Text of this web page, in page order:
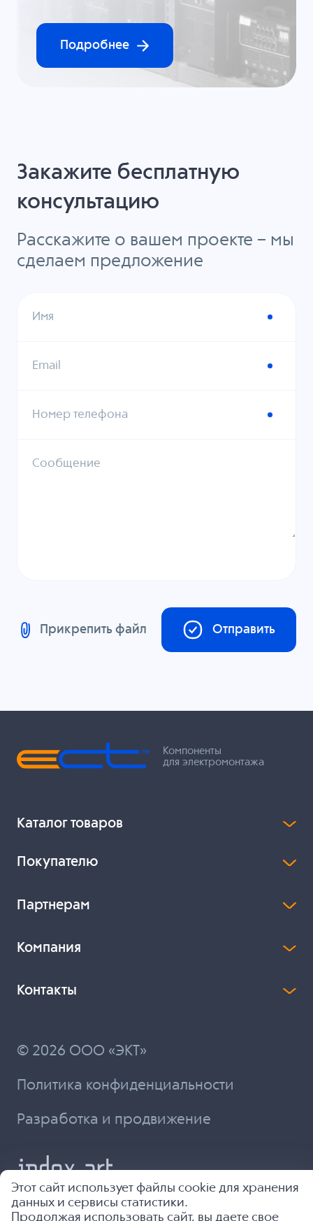
Подробнее
Закажите бесплатную
консультацию
Расскажите о вашем проекте – мы
сделаем предложение
Имя
Email
Номер телефона
Сообщение
Прикрепить файл Отправить
Компоненты
для электромонтажа
Каталог товаров
Покупателю
Партнерам
Компания
Контакты
© 2026 ООО «ЭКТ»
Политика конфиденциальности
Разработка и продвижение
Этот сайт использует файлы cookie для хранения
данных и сервисы статистики.
Продолжая использовать сайт, вы даете свое